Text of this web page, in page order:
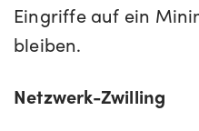
Eingriffe auf ein
bleiben.
Netzwerk-Zwilling